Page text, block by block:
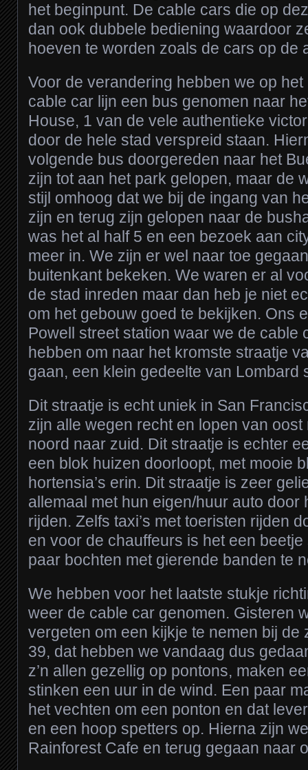
het beginpunt. De cable cars die op
dan ook dubbele bediening waardoor
hoeven te worden zoals de cars op de
Voor de verandering hebben we op
cable car lijn een bus genomen naar
House, 1 van de vele authentieke
door de hele stad verspreid staan.
volgende bus doorgereden naar het
zijn tot aan het park gelopen, maar de
stijl omhoog dat we bij de ingang van
zijn en terug zijn gelopen naar de
was het al half 5 en een bezoek aan
meer in. We zijn er wel naar toe
buitenkant bekeken. We waren er al
de stad inreden maar dan heb je niet
om het gebouw goed te bekijken. Ons
Powell street station waar we de cable
hebben om naar het kromste straatje
gaan, een klein gedeelte van Lombard
Dit straatje is echt uniek in San
zijn alle wegen recht en lopen van
noord naar zuid. Dit straatje is echter
een blok huizen doorloopt, met mooie
hortensia’s erin. Dit straatje is zeer
allemaal met hun eigen/huur auto door
rijden. Zelfs taxi’s met toeristen rijden
en voor de chauffeurs is het een
paar bochten met gierende banden te
We hebben voor het laatste stukje
weer de cable car genomen. Gisteren
vergeten om een kijkje te nemen bij de
39, dat hebben we vandaag dus
z’n allen gezellig op pontons, maken
stinken een uur in de wind. Een paar
het vechten om een ponton en dat
en een hoop spetters op. Hierna zijn
Rainforest Cafe en terug gegaan naar